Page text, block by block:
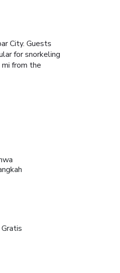
City. Guests
for snorkeling
from the